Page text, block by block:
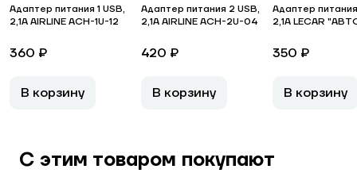
Адаптер питания 1 USB,
2,1А AIRLINE ACH-1U-12
360 ₽
В корзину
Адаптер питания 2 USB,
2,1А AIRLINE ACH-2U-04
420 ₽
В корзину
Адаптер
2,1А LECAR
350 ₽
В корзину
С этим товаром покупают